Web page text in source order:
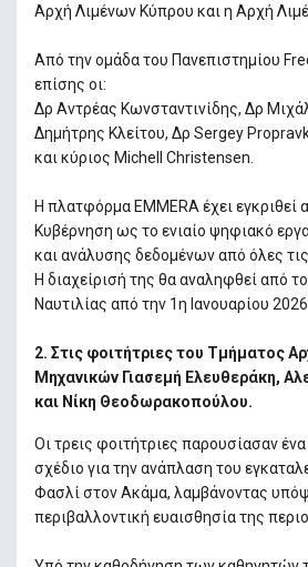
Αρχή Λιμένων Κύπρου και η Αρχή
Από την ομάδα του Πανεπιστημίου
επίσης οι:
Δρ Αντρέας Κωνσταντινίδης, Δρ
Δημήτρης Κλείτου, Δρ Sergey
και κύριος Michell Christensen.
Η πλατφόρμα EMMERA έχει εγκριθεί
Κυβέρνηση ως το ενιαίο ψηφιακό
και ανάλυσης δεδομένων από όλες
Η διαχείρισή της θα αναληφθεί από
Ναυτιλίας από την 1η Ιανουαρίου 2026
2. Στις φοιτήτριες του Τμήματος
Μηχανικών Γιασεμή Ελευθεράκη,
και Νίκη Θεοδωρακοπούλου.
Οι τρεις φοιτήτριες παρουσίασαν
σχέδιο για την ανάπλαση του
Φασλί στον Ακάμα, λαμβάνοντας
περιβαλλοντική ευαισθησία της